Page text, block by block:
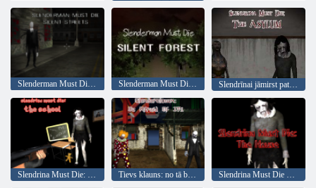
Slenderman Must Die: Klusās ielas Slenderman Must Die: klusais mežs Slendrīnai jāmirst patvērumā
Slendrina Must Die: skola Tievs klauns: no tā baidies Slendrina Must Die House